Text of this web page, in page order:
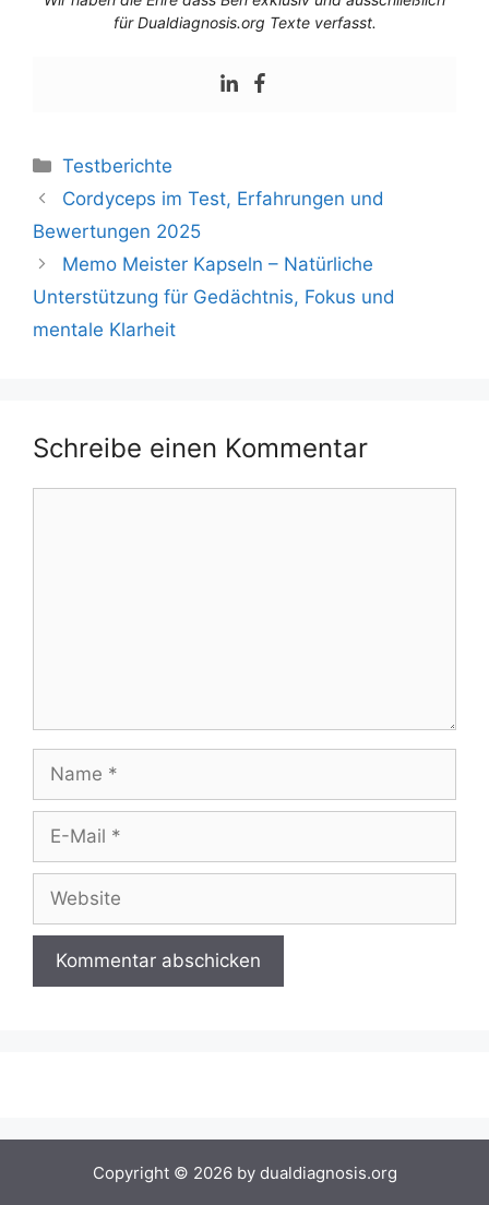
für Dualdiagnosis.org Texte verfasst.
Testberichte
Cordyceps im Test, Erfahrungen und
Bewertungen 2025
Memo Meister Kapseln – Natürliche
Unterstützung für Gedächtnis, Fokus und
mentale Klarheit
Schreibe einen Kommentar
Copyright © 2026 by dualdiagnosis.org